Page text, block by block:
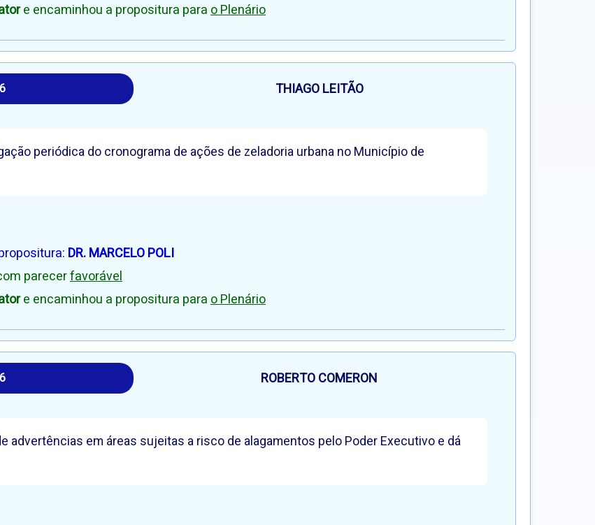
e encaminhou a propositura parao Plenário
THIAGO LEITÃO
periódica do cronograma de ações de zeladoria urbana no Município de
DR. MARCELO POLI
parecerfavorável
e encaminhou a propositura parao Plenário
ROBERTO COMERON
advertências em áreas sujeitas a risco de alagamentos pelo Poder Executivo e dá